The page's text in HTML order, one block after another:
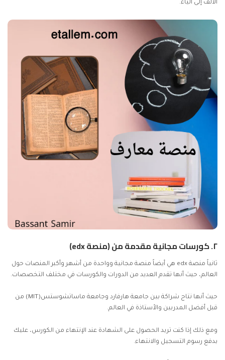
الألف إلى الياء.
٢. كورسات مجانية مقدمة من (منصة edx)
ثانياً منصة edx هي أيضاً منصة مجانية وواحدة من أشهر وأكبر المنصات حول
العالم، حيث أنها تقدم العديد من الدورات والكورسات في مختلف التخصصات.
حيث أنها نتاج شراكة بين جامعة هارفارد وجامعة ماساتشوستس(MIT) من
قبل أفضل المدربين والأستاذة في العالم.
ومع ذلك إذا كنت تريد الحصول على الشهادة عند الإنتهاء من الكورس، عليك
بدفع رسوم التسجيل والانتهاء.